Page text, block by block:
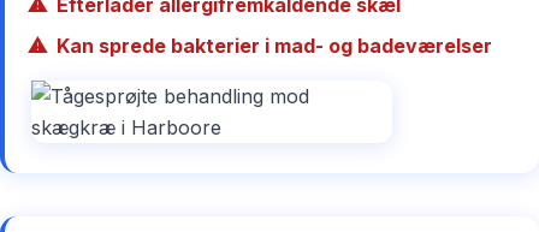
Kan sprede bakterier i mad- og badeværelser